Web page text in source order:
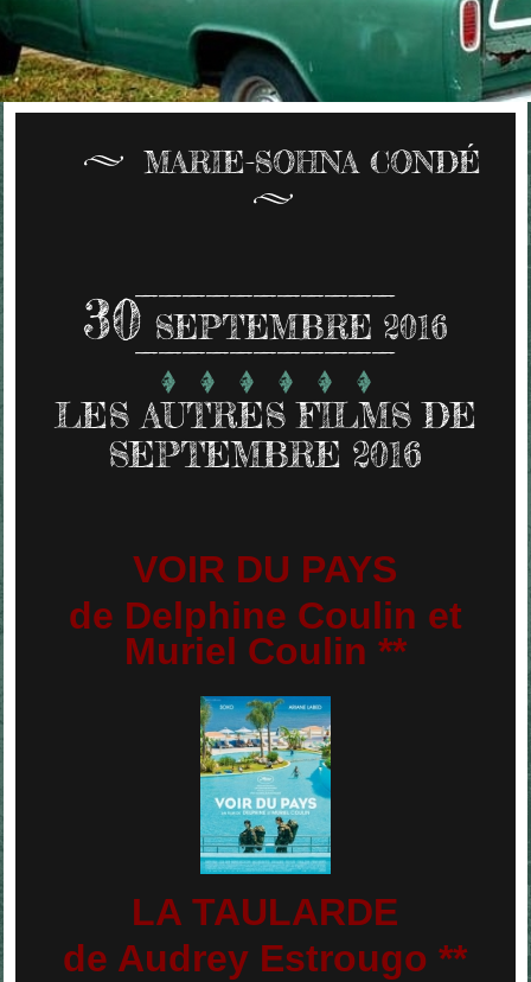
MARIE-SOHNA CONDÉ
30 SEPTEMBRE 2016
LES AUTRES FILMS DE
SEPTEMBRE 2016
VOIR DU PAYS
de Delphine Coulin et
Muriel Coulin **
LA TAULARDE
de Audrey Estrougo **